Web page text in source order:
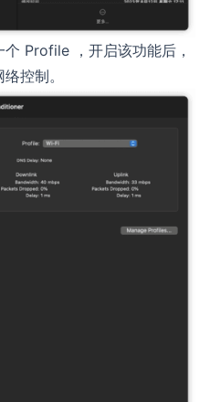
Profile ，开启该功能后，
控制。